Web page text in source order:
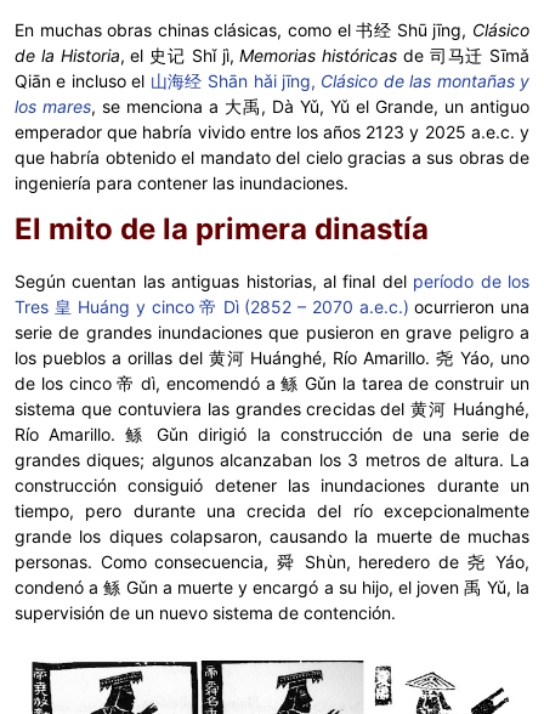
En muchas obras chinas clásicas, como el 书经 Shū jīng, Clásico
de la Historia, el 史记 Shǐ jì,Memorias históricas de 司马迁 Sīmǎ
Qiān e incluso el 山海经 Shān hǎi jīng, Clásico de las montañas y
los mares, se menciona a 大禹, Dà Yǔ, Yǔ el Grande, un antiguo
emperador que habría vivido entre los años 2123 y 2025 a.e.c. y
que habría obtenido el mandato del cielo gracias a sus obras de
ingeniería para contener las inundaciones.
El mito de la primera dinastía
Según cuentan las antiguas historias, al final del período de los
Tres 皇 Huáng y cinco 帝 Dì (2852 – 2070 a.e.c.) ocurrieron una
serie de grandes inundaciones que pusieron en grave peligro a
los pueblos a orillas del 黄河 Huánghé, Río Amarillo. 尧 Yáo, uno
de los cinco 帝 dì, encomendó a 鲧 Gǔn la tarea de construir un
sistema que contuviera las grandes crecidas del 黄河 Huánghé,
Río Amarillo. 鲧 Gǔn dirigió la construcción de una serie de
grandes diques; algunos alcanzaban los 3 metros de altura. La
construcción consiguió detener las inundaciones durante un
tiempo, pero durante una crecida del río excepcionalmente
grande los diques colapsaron, causando la muerte de muchas
personas. Como consecuencia, 舜 Shùn, heredero de 尧 Yáo,
condenó a 鲧 Gǔn a muerte y encargó a su hijo, el joven 禹 Yǔ, la
supervisión de un nuevo sistema de contención.